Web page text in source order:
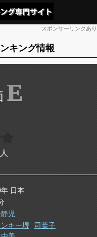
スポンサーリンクあり
キング情報
E
人
年 日本
児
キー堺
司葉子